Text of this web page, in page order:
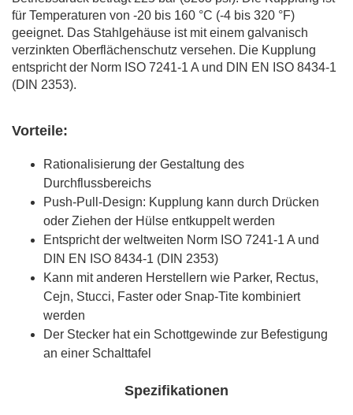
für Temperaturen von -20 bis 160 °C (-4 bis 320 °F)
geeignet. Das Stahlgehäuse ist mit einem galvanisch
verzinkten Oberflächenschutz versehen. Die Kupplung
entspricht der Norm ISO 7241-1 A und DIN EN ISO 8434-1
(DIN 2353).
Vorteile:
Rationalisierung der Gestaltung des
Durchflussbereichs
Push-Pull-Design: Kupplung kann durch Drücken
oder Ziehen der Hülse entkuppelt werden
Entspricht der weltweiten Norm ISO 7241-1 A und
DIN EN ISO 8434-1 (DIN 2353)
Kann mit anderen Herstellern wie Parker, Rectus,
Cejn, Stucci, Faster oder Snap-Tite kombiniert
werden
Der Stecker hat ein Schottgewinde zur Befestigung
an einer Schalttafel
Spezifikationen